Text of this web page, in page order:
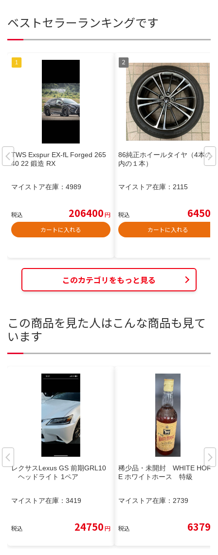
ベストセラーランキングです
TWS Exspur EX-fL Forged 265
40 22 鍛造 RX
マイストア在庫： 4989
税込 206400円
カートに入れる
86純正ホイールタイヤ（4本の
内の１本）
マイストア在庫： 2115
税込 6450
カートに入れる
このカテゴリをもっと見る
この商品を見た人はこんな商品も見て
います
レクサスLexus GS 前期GRL10
ヘッドライト 1ペア
マイストア在庫： 3419
税込 24750円
稀少品・未開封 WHITE HORS
E ホワイトホース 特級
マイストア在庫： 2739
税込 6379